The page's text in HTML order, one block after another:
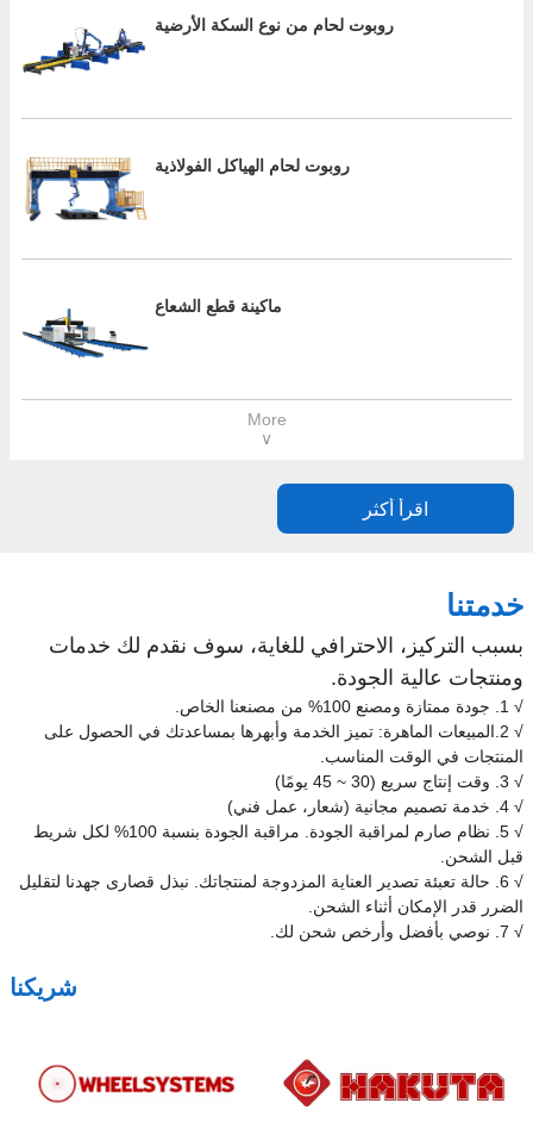
روبوت لحام من نوع السكة الأرضية
روبوت لحام الهياكل الفولاذية
ماكينة قطع الشعاع
More
∨
اقرأ أكثر
خدمتنا
بسبب التركيز، الاحترافي للغاية، سوف نقدم لك خدمات
ومنتجات عالية الجودة.
√ 1. جودة ممتازة ومصنع 100% من مصنعنا الخاص.
√ 2.المبيعات الماهرة: تميز الخدمة وأبهرها بمساعدتك في الحصول على
المنتجات في الوقت المناسب.
√ 3. وقت إنتاج سريع (30 ~ 45 يومًا)
√ 4. خدمة تصميم مجانية (شعار، عمل فني)
√ 5. نظام صارم لمراقبة الجودة. مراقبة الجودة بنسبة 100% لكل شريط
قبل الشحن.
√ 6. حالة تعبئة تصدير العناية المزدوجة لمنتجاتك. نبذل قصارى جهدنا لتقليل
الضرر قدر الإمكان أثناء الشحن.
√ 7. نوصي بأفضل وأرخص شحن لك.
شريكنا